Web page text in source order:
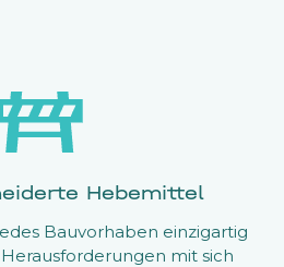
Hebemittel
Bauvorhaben einzigartig
mit sich